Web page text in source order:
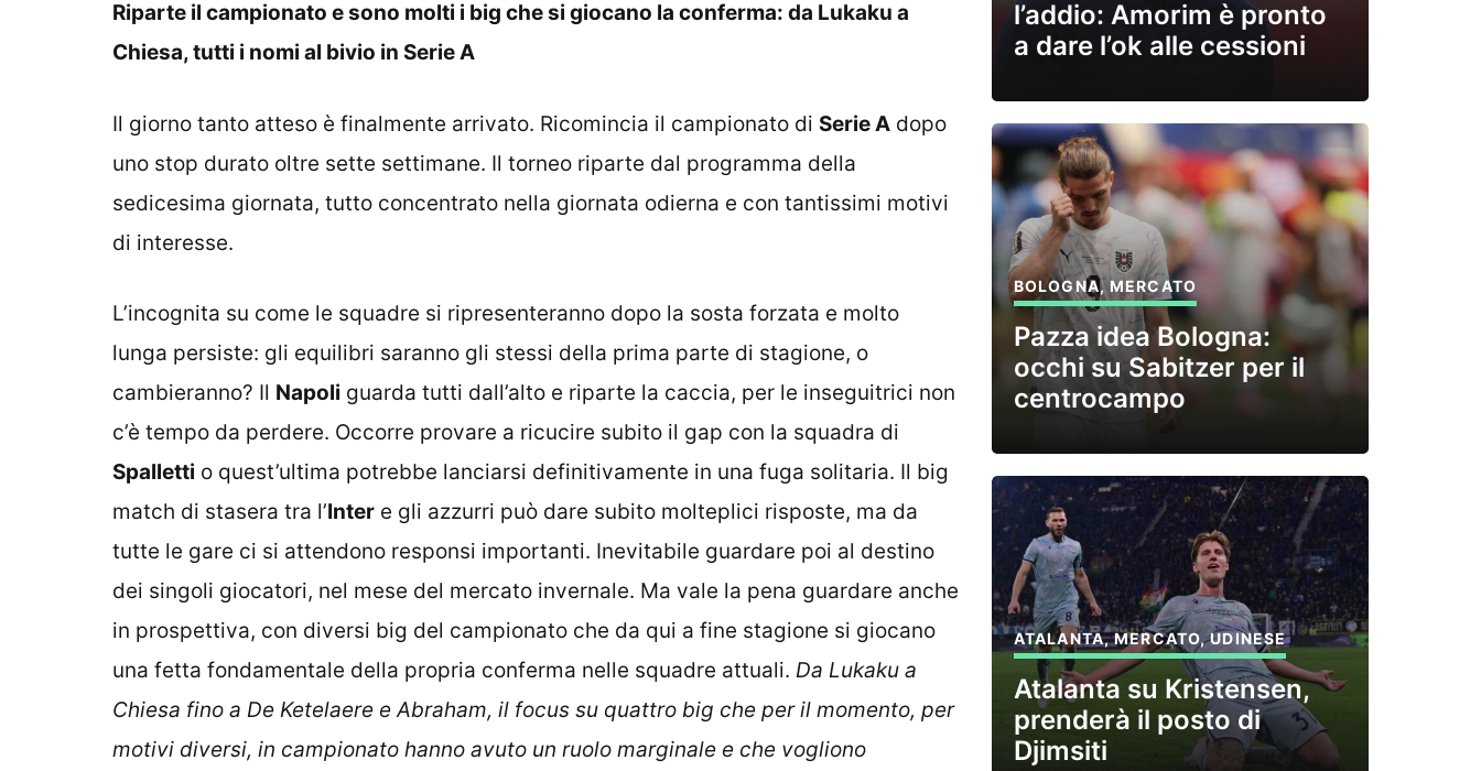
Riparte il campionato e sono molti i big che si giocano la conferma: da Lukaku a
Chiesa, tutti i nomi al bivio in Serie A
Il giorno tanto atteso è finalmente arrivato. Ricomincia il campionato di Serie A dopo
uno stop durato oltre sette settimane. Il torneo riparte dal programma della
sedicesima giornata, tutto concentrato nella giornata odierna e con tantissimi motivi
di interesse.
L’incognita su come le squadre si ripresenteranno dopo la sosta forzata e molto
lunga persiste: gli equilibri saranno gli stessi della prima parte di stagione, o
cambieranno? Il Napoli guarda tutti dall’alto e riparte la caccia, per le inseguitrici non
c’è tempo da perdere. Occorre provare a ricucire subito il gap con la squadra di
Spalletti o quest’ultima potrebbe lanciarsi definitivamente in una fuga solitaria. Il big
match di stasera tra l’Inter e gli azzurri può dare subito molteplici risposte, ma da
tutte le gare ci si attendono responsi importanti. Inevitabile guardare poi al destino
dei singoli giocatori, nel mese del mercato invernale. Ma vale la pena guardare anche
in prospettiva, con diversi big del campionato che da qui a fine stagione si giocano
una fetta fondamentale della propria conferma nelle squadre attuali. Da Lukaku a
Chiesa fino a De Ketelaere e Abraham, il focus su quattro big che per il momento, per
motivi diversi, in campionato hanno avuto un ruolo marginale e che vogliono
l’addio: Amorim è pronto
a dare l’ok alle cessioni
BOLOGNA,MERCATO
Pazza idea Bologna:
occhi su Sabitzer per il
centrocampo
ATALANTA,MERCATO,UDINESE
Atalanta su Kristensen,
prenderà il posto di
Djimsiti